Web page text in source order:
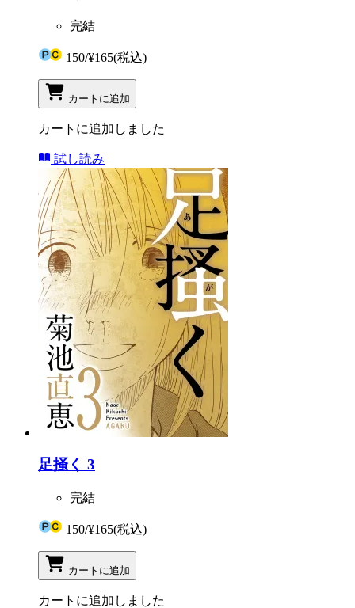
完結
150/¥165(税込)
カートに追加
カートに追加しました
試し読み
足掻く 3
完結
150/¥165(税込)
カートに追加
カートに追加しました